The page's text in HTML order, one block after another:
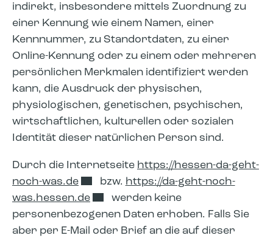
indirekt, insbesondere mittels Zuordnung zu
einer Kennung wie einem Namen, einer
Kennnummer, zu Standortdaten, zu einer
Online-Kennung oder zu einem oder mehreren
persönlichen Merkmalen identifiziert werden
kann, die Ausdruck der physischen,
physiologischen, genetischen, psychischen,
wirtschaftlichen, kulturellen oder sozialen
Identität dieser natürlichen Person sind.
Durch die Internetseite https://hessen-da-geht-
noch-was.de
bzw. https://da-geht-noch-
was.hessen.de
werden keine
personenbezogenen Daten erhoben. Falls Sie
aber per E-Mail oder Brief an die auf dieser